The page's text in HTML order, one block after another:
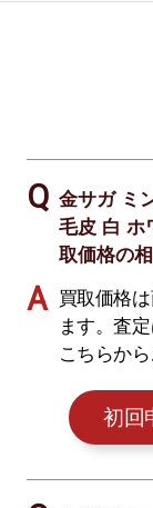
金サガ ミ
毛皮 白 ホ
取価格の
買取価格
ます。査
こちらか
初回